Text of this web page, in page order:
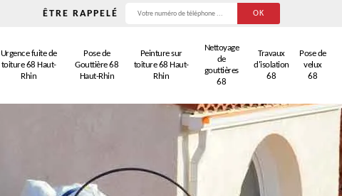
ÊTRE RAPPELÉ
Urgence fuite de
toiture 68 Haut-
Rhin
Pose de
Gouttière 68
Haut-Rhin
Peinture sur
toiture 68 Haut-
Rhin
Nettoyage
de
gouttières
68
Travaux
d'isolation
68
Pose de
velux
68